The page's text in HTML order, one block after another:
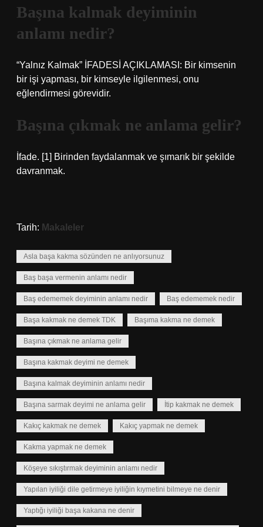
Başına kalmak deyiminin
anlamı nedir?
“Yalnız Kalmak” İFADESİ AÇIKLAMASI: Bir kimsenin
bir işi yapması, bir kimseyle ilgilenmesi, onu
eğlendirmesi görevidir.
Başına çıkmak ne anlama gelir?
İfade. [1] Birinden faydalanmak ve şımarık bir şekilde
davranmak.
Tarih: Makaleler
Asla başa kakma sözünden ne anlıyorsunuz
Baş başa vermenin anlamı nedir
Baş edememek deyiminin anlamı nedir Baş edememek nedir
Başa kakmak ne demek TDK Başıma kakma ne demek
Başına çıkmak ne anlama gelir
Başına kakmak deyimi ne demek
Başına kalmak deyiminin anlamı nedir
Başına sarmak deyimi ne anlama gelir İtip kakmak ne demek
Kakıç kakmak ne demek Kakıç yapmak ne demek
Kakma yapmak ne demek
Köşeye sıkıştırmak deyiminin anlamı nedir
Yapılan iyiliği dile getirmeye iyiliğin kıymetini bilmeye ne denir
Yaptığı iyiliği başa kakana ne denir